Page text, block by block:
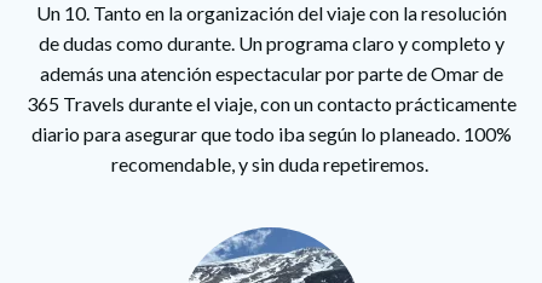
Un 10. Tanto en la organización del viaje con la resolución
de dudas como durante. Un programa claro y completo y
además una atención espectacular por parte de Omar de
365 Travels durante el viaje, con un contacto prácticamente
diario para asegurar que todo iba según lo planeado. 100%
recomendable, y sin duda repetiremos.